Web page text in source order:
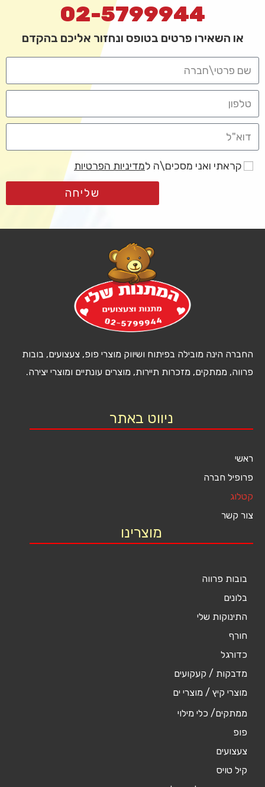
02-5799944
או השאירו פרטים בטופס ונחזור אליכם בהקדם
קראתי ואני מסכים\ה למדיניות הפרטיות
שליחה
החברה הינה מובילה בפיתוח ושיווק מוצרי פופ, צעצועים, בובות
פרווה, ממתקים, מזכרות תיירות, מוצרים עונתיים ומוצרי יצירה.
ניווט באתר
ראשי
פרופיל חברה
קטלוג
צור קשר
מוצרינו
בובות פרווה
בלונים
התינוקות שלי
חורף
כדורגל
מדבקות / קעקועים
מוצרי קיץ / מוצרי ים
ממתקים/ כלי מילוי
פופ
צעצועים
קיל טויס